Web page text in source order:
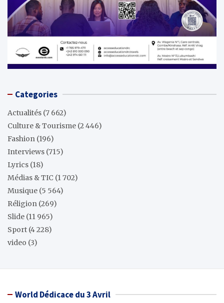
Categories
Actualités (7 662)
Culture & Tourisme (2 446)
Fashion (196)
Interviews (715)
Lyrics (18)
Médias & TIC (1 702)
Musique (5 564)
Réligion (269)
Slide (11 965)
Sport (4 228)
video (3)
World Dédicace du 3 Avril